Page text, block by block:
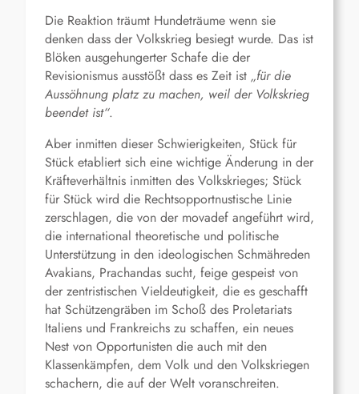
Die Reaktion träumt Hundeträume wenn sie
denken dass der Volkskrieg besiegt wurde. Das ist
Blöken ausgehungerter Schafe die der
Revisionismus ausstößt dass es Zeit ist „für die
Aussöhnung platz zu machen, weil der Volkskrieg
beendet ist“.
Aber inmitten dieser Schwierigkeiten, Stück für
Stück etabliert sich eine wichtige Änderung in der
Kräfteverhältnis inmitten des Volkskrieges; Stück
für Stück wird die Rechtsopportnustische Linie
zerschlagen, die von der movadef angeführt wird,
die international theoretische und politische
Unterstützung in den ideologischen Schmähreden
Avakians, Prachandas sucht, feige gespeist von
der zentristischen Vieldeutigkeit, die es geschafft
hat Schützengräben im Schoß des Proletariats
Italiens und Frankreichs zu schaffen, ein neues
Nest von Opportunisten die auch mit den
Klassenkämpfen, dem Volk und den Volkskriegen
schachern, die auf der Welt voranschreiten.